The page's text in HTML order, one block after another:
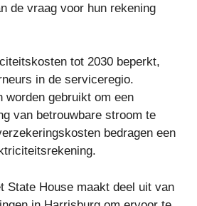
de vraag voor hun rekening
tot 2030 beperkt,
in de serviceregio.
gebruikt om een
van betrouwbare stroom te
bedragen een
State House maakt deel uit van